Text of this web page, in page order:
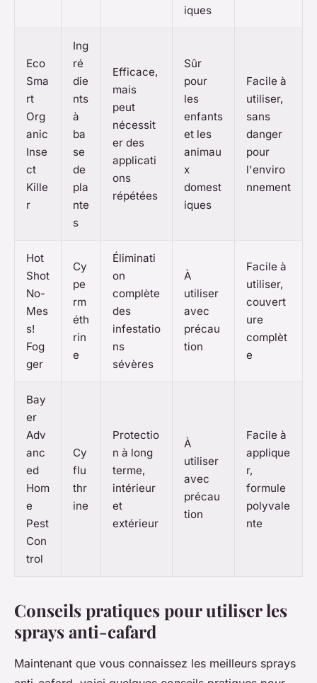
iques
Eco
Sma
rt
Org
anic
Inse
ct
Kille
r
Ing
ré
die
nts
à
ba
se
de
pla
nte
s
Efficace,
mais
peut
nécessit
er des
applicati
ons
répétées
Sûr
pour
les
enfants
et les
animau
x
domest
iques
Facile à
utiliser,
sans
danger
pour
l'enviro
nnement
Hot
Shot
No-
Mes
s!
Fog
ger
Cy
pe
rm
éth
rin
e
Éliminati
on
complète
des
infestatio
ns
sévères
À
utiliser
avec
précau
tion
Facile à
utiliser,
couvert
ure
complèt
e
Bay
er
Adv
anc
ed
Hom
e
Pest
Con
trol
Cy
flu
thr
ine
Protectio
n à long
terme,
intérieur
et
extérieur
À
utiliser
avec
précau
tion
Facile à
applique
r,
formule
polyvale
nte
Conseils pratiques pour utiliser les
sprays anti-cafard
Maintenant que vous connaissez les meilleurs sprays